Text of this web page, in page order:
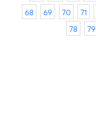
68
69 70 71
78
79